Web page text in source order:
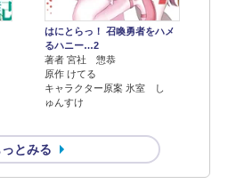
はにとらっ！ 召喚勇者をハメ
るハニー…2
著者 宮社 惣恭
原作 けてる
キャラクター原案 氷室 し
ゅんすけ
っとみる